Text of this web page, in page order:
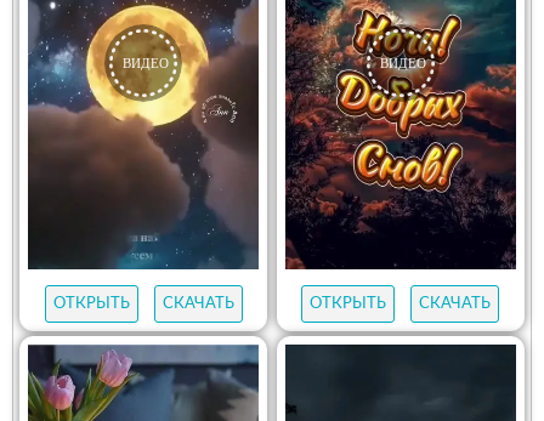
ОТКРЫТЬ СКАЧАТЬ ОТКРЫТЬ СКАЧАТЬ